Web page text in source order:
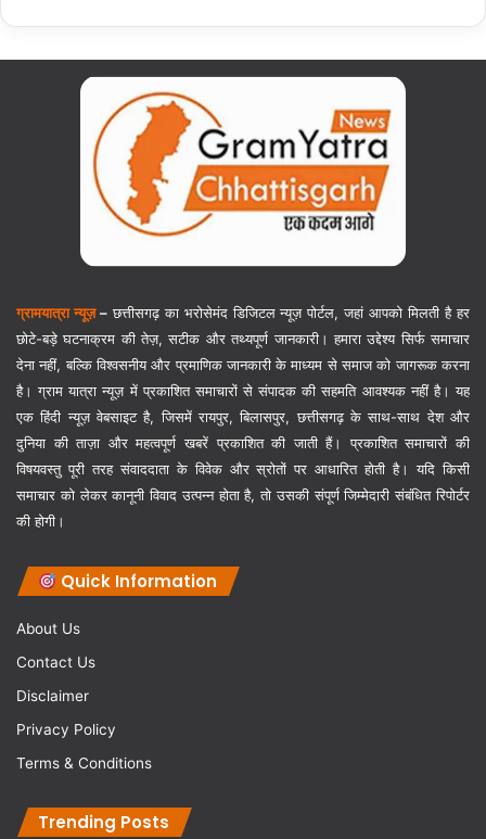
ग्रामयात्रा न्यूज़–छत्तीसगढ़ का भरोसेमंद डिजिटल न्यूज़ पोर्टल, जहां आपको मिलती है हर
छोटे-बड़े घटनाक्रम की तेज़, सटीक और तथ्यपूर्ण जानकारी। हमारा उद्देश्य सिर्फ समाचार
देना नहीं, बल्कि विश्वसनीय और प्रमाणिक जानकारी के माध्यम से समाज को जागरूक करना
है। ग्राम यात्रा न्यूज़ में प्रकाशित समाचारों से संपादक की सहमति आवश्यक नहीं है। यह
एक हिंदी न्यूज़ वेबसाइट है, जिसमें रायपुर, बिलासपुर, छत्तीसगढ़ के साथ-साथ देश और
दुनिया की ताज़ा और महत्वपूर्ण खबरें प्रकाशित की जाती हैं। प्रकाशित समाचारों की
विषयवस्तु पूरी तरह संवाददाता के विवेक और स्रोतों पर आधारित होती है। यदि किसी
समाचार को लेकर कानूनी विवाद उत्पन्न होता है, तो उसकी संपूर्ण जिम्मेदारी संबंधित रिपोर्टर
की होगी।
Quick Information
About Us
Contact Us
Disclaimer
Privacy Policy
Terms & Conditions
Trending Posts